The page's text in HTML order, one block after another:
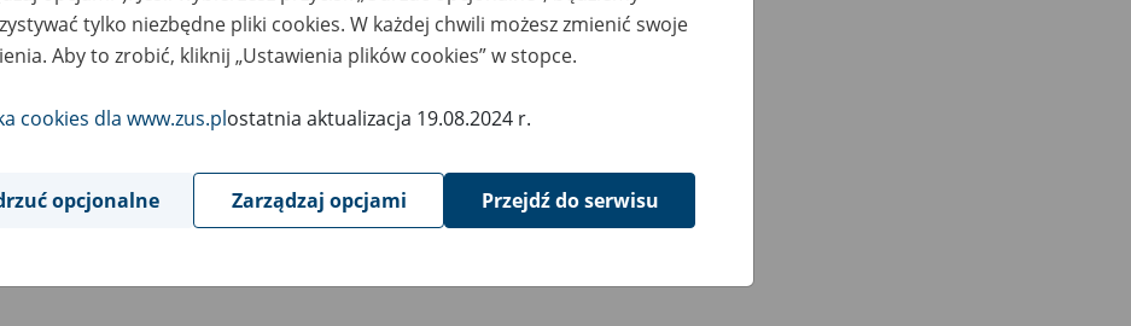
tylko niezbędne pliki cookies. W każdej chwili możesz zmienić swoje
Aby to zrobić, kliknij „Ustawienia plików cookies” w stopce.
cookies dla www.zus.plostatnia aktualizacja 19.08.2024 r.
opcjonalne Zarządzaj opcjami Przejdź do serwisu